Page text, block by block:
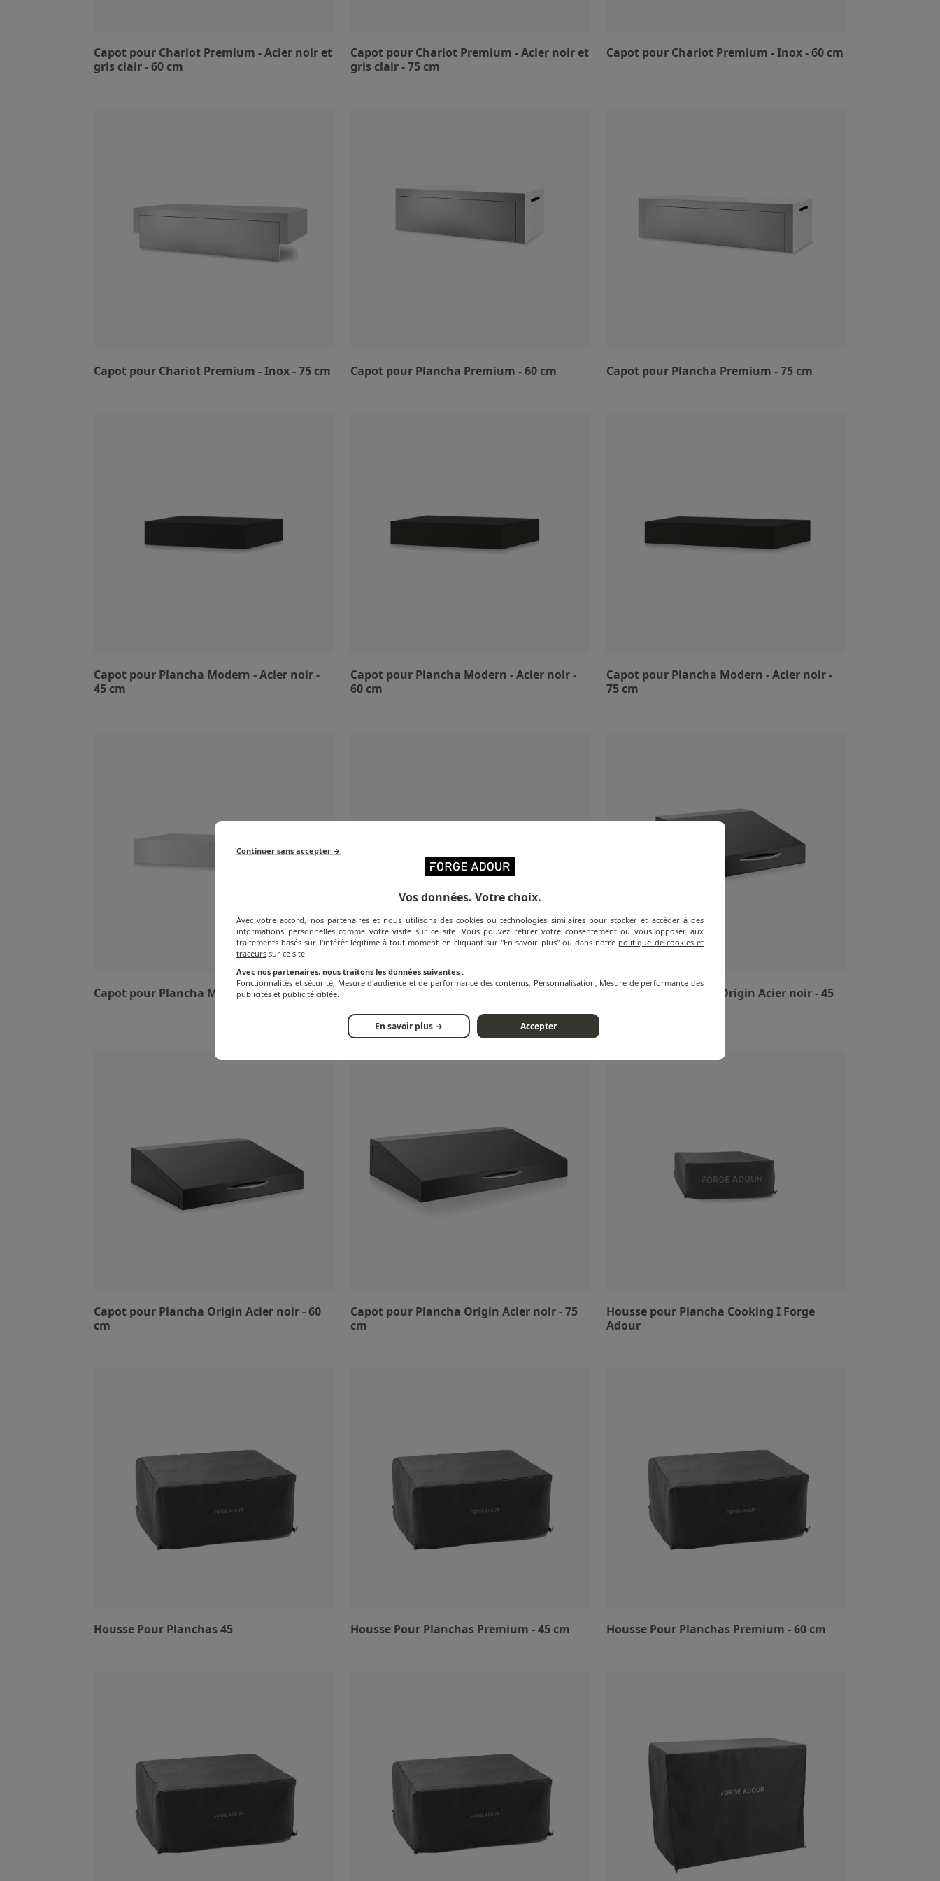
Capot pour Chariot Premium - Acier noir et
gris clair - 60 cm
Capot pour Chariot Premium - Acier noir et
gris clair - 75 cm
Capot pour Chariot Premium - Inox - 60 cm
Capot pour Chariot Premium - Inox - 75 cm Capot pour Plancha Premium - 60 cm Capot pour Plancha Premium - 75 cm
Capot pour Plancha Modern - Acier noir -
45 cm
Capot pour Plancha Modern - Acier noir -
60 cm
Capot pour Plancha Modern - Acier noir -
75 cm
Capot pour Plancha Modern - Inox - 60 cm Capot pour Plancha Modern - Inox - 75 cm
Capot pour Plancha Origin Acier noir - 45
Capot pour Plancha Origin Acier noir - 60
cm
Capot pour Plancha Origin Acier noir - 75
cm
Housse pour Plancha Cooking I Forge
Adour
Housse Pour Planchas 45 Housse Pour Planchas Premium - 45 cm Housse Pour Planchas Premium - 60 cm
Continuer sans accepter →
Vos données. Votre choix.
Avec votre accord, nos partenaires et nous utilisons des cookies ou technologies similaires pour stocker et accéder à des
informations personnelles comme votre visite sur ce site. Vous pouvez retirer votre consentement ou vous opposer aux
traitements basés sur l'intérêt légitime à tout moment en cliquant sur "En savoir plus" ou dans notre politique de cookies et
traceurs sur ce site.
Avec nos partenaires, nous traitons les données suivantes :
Fonctionnalités et sécurité, Mesure d'audience et de performance des contenus, Personnalisation, Mesure de performance des
publicités et publicité ciblée.
En savoir plus → Accepter